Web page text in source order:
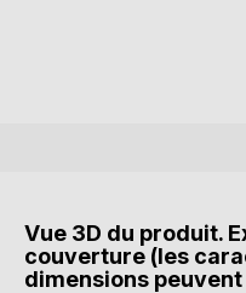
Vue 3D du produit.
couverture (les
dimensions